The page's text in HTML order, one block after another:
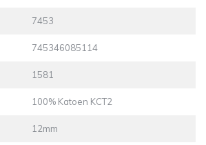
7453
745346085114
1581
100% Katoen KCT2
12mm